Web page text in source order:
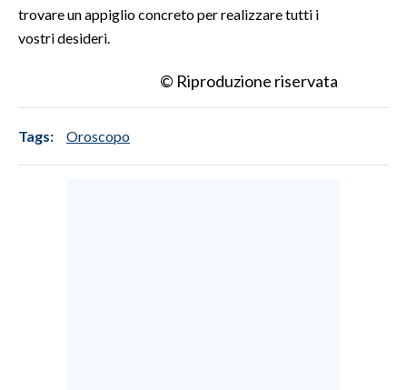
trovare un appiglio concreto per realizzare tutti i
vostri desideri.
© Riproduzione riservata
Tags: Oroscopo